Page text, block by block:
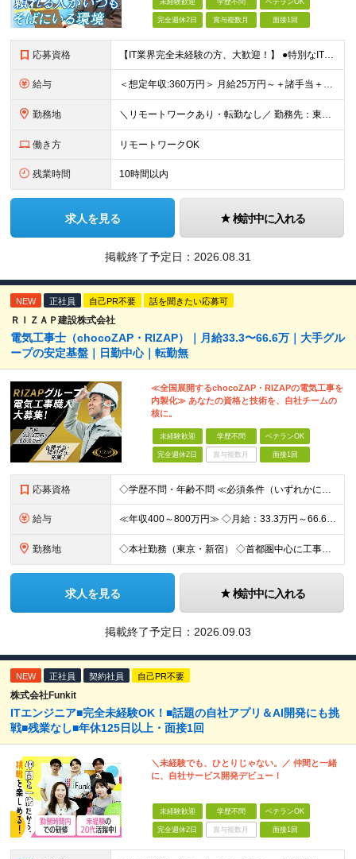
未経験歓迎 学歴不問 ベテランOK
完全週休2日 賞与複数月 面接1回
応募資格 【IT業界完全未経験の方、大歓迎！】 ●特別なITスキルや知識は一切不問です！ ※学歴不問 ～1つでも当てはまる方は大歓迎！～ ★「IT業界に興味があるけど知識がない」という方 ★「誰かに質問しやす
給与 ＜想定年収:360万円＞ 月給25万円～＋諸手当＋決算賞与＋寸志の計2回（住宅補助あり） ※経験・スキルを考慮の上決定 ※固定残業代（30時間分／4万8000円～）含む。超過分は別途全額支給 ※試用期
勤務地 ＼リモートワークあり・転勤なし／ 勤務先：東京都23区、神奈川県、千葉県、埼玉県の各プロジェクト先 ※リモートワーク可能ですが案件により変更の場合がございます。 ■本社 東京都豊島区南池袋1-16-
働き方 リモートワークOK
残業時間 10時間以内
求人を見る 検討中に入れる
掲載終了予定日： 2026.08.31
NEW 正社員 自己PR不要 話を聞きたい応募可
ＲＩＺＡＰ建設株式会社
電気工事士（chocoZAP・RIZAP）｜月給33.3〜66.6万｜大手グル
ープの安定基盤｜日勤中心｜転勤無
≪全国展開するchocoZAP・RIZAPの電気工事を
内製化≫ あなたの資格と技術を、自社チームの
核に。
未経験歓迎 学歴不問 ベテランOK
完全週休2日 賞与複数月 面接1回
応募資格 ◇学歴不問・年齢不問 ≪必須条件（いずれかに該当する方）≫ ・第二種電気工事士以上の有資格者 ・電気工事の実務経験がある方（目安1年以上／店舗・オフィス・工場など業態不問） ※「資格はこれから取り
給与 ≪年収400～800万円≫ ◇月給：33.3万円～66.6万円 ◇残業代別途全額支給 ◇昇給年2回（実力次第でスピード昇給可能） スキル・経験に応じた評価制度 ￣￣￣￣￣￣￣￣￣￣￣￣￣ 新規事業の
勤務地 ◇本社勤務（東京・新宿） ◇首都圏中心に工事を担当 【勤務地】 東京都新宿区西新宿8-17-1 住友不動産新宿グランドタワー36F 【アクセス】 ・東京メトロ丸ノ内線「西新宿駅」徒歩3分 ・JR「
求人を見る 検討中に入れる
掲載終了予定日： 2026.09.03
NEW 正社員 契約社員 自己PR不要
株式会社Funkit
ITエンジニア■完全未経験OK！■話題の自社アプリ＆AI開発にも挑
戦■残業なし■年休125日以上・面接1回
＼未経験でも、ひとりじゃない。／ 仲間と一緒
に、自社サービス開発デビュー！
未経験歓迎 学歴不問 ベテランOK
完全週休2日 賞与複数月 面接1回